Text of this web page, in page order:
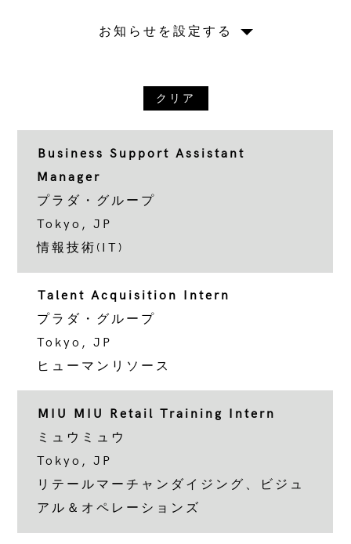
お知らせを設定する
クリア
Business Support Assistant
Manager
プラダ・グループ
Tokyo, JP
情報技術(IT)
Talent Acquisition Intern
プラダ・グループ
Tokyo, JP
ヒューマンリソース
MIU MIU Retail Training Intern
ミュウミュウ
Tokyo, JP
リテールマーチャンダイジング、ビジュ
アル＆オペレーションズ